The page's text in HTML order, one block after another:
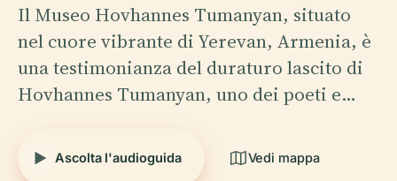
Il Museo Hovhannes Tumanyan, situato
nel cuore vibrante di Yerevan, Armenia, è
una testimonianza del duraturo lascito di
Hovhannes Tumanyan, uno dei poeti e…
Ascolta l'audioguida Vedi mappa